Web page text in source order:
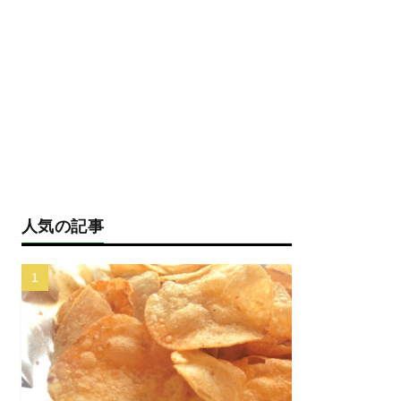
人気の記事